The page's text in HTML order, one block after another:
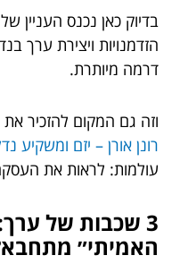
בדיוק כאן נכנס העניין של
הזדמנויות ויצירת ערך
דרמה מיותרת.
וזה גם המקום להזכיר את
רונן אורן – יזם ומשקיע
עולמות: לראות את
3 שכבות של
האמיתי״